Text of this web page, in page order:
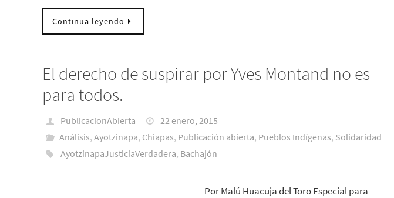
Continua leyendo
El derecho de suspirar por Yves Montand no es
para todos.
PublicacionAbierta
22 enero, 2015
Análisis, Ayotzinapa, Chiapas, Publicación abierta, Pueblos Indí­genas, Solidaridad
AyotzinapaJusticiaVerdadera, Bachajón
Por Malú Huacuja del Toro Especial para